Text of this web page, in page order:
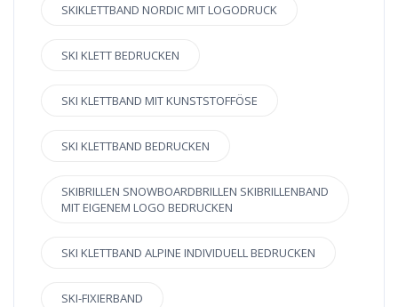
SKIKLETTBAND NORDIC MIT LOGODRUCK
SKI KLETT BEDRUCKEN
SKI KLETTBAND MIT KUNSTSTOFFÖSE
SKI KLETTBAND BEDRUCKEN
SKIBRILLEN SNOWBOARDBRILLEN SKIBRILLENBAND
MIT EIGENEM LOGO BEDRUCKEN
SKI KLETTBAND ALPINE INDIVIDUELL BEDRUCKEN
SKI-FIXIERBAND